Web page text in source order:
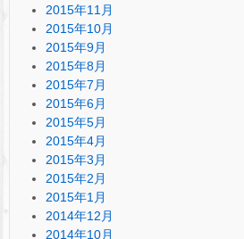
2015年11月
2015年10月
2015年9月
2015年8月
2015年7月
2015年6月
2015年5月
2015年4月
2015年3月
2015年2月
2015年1月
2014年12月
2014年10月